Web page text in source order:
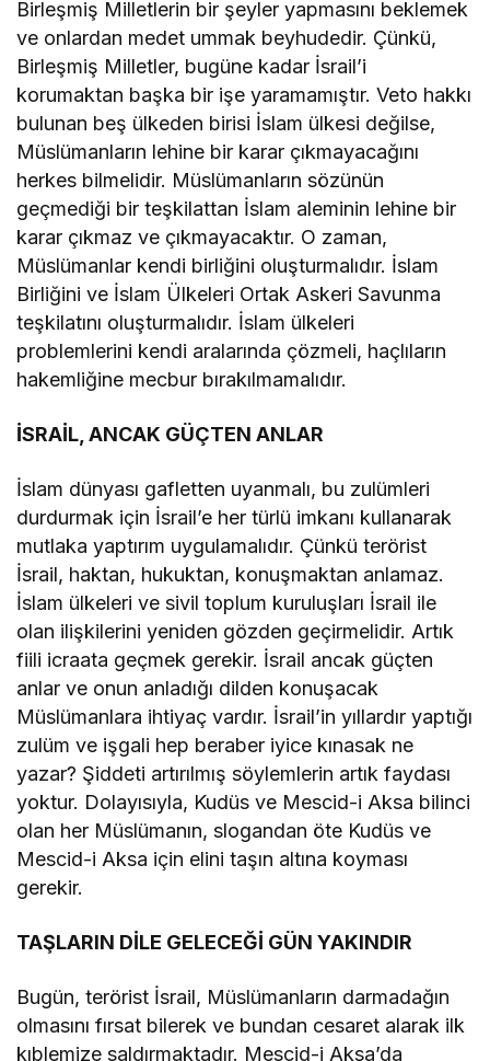
Birleşmiş Milletlerin bir şeyler yapmasını beklemek
ve onlardan medet ummak beyhudedir. Çünkü,
Birleşmiş Milletler, bugüne kadar İsrail’i
korumaktan başka bir işe yaramamıştır. Veto hakkı
bulunan beş ülkeden birisi İslam ülkesi değilse,
Müslümanların lehine bir karar çıkmayacağını
herkes bilmelidir. Müslümanların sözünün
geçmediği bir teşkilattan İslam aleminin lehine bir
karar çıkmaz ve çıkmayacaktır. O zaman,
Müslümanlar kendi birliğini oluşturmalıdır. İslam
Birliğini ve İslam Ülkeleri Ortak Askeri Savunma
teşkilatını oluşturmalıdır. İslam ülkeleri
problemlerini kendi aralarında çözmeli, haçlıların
hakemliğine mecbur bırakılmamalıdır.
İSRAİL, ANCAK GÜÇTEN ANLAR
İslam dünyası gafletten uyanmalı, bu zulümleri
durdurmak için İsrail’e her türlü imkanı kullanarak
mutlaka yaptırım uygulamalıdır. Çünkü terörist
İsrail, haktan, hukuktan, konuşmaktan anlamaz.
İslam ülkeleri ve sivil toplum kuruluşları İsrail ile
olan ilişkilerini yeniden gözden geçirmelidir. Artık
fiili icraata geçmek gerekir. İsrail ancak güçten
anlar ve onun anladığı dilden konuşacak
Müslümanlara ihtiyaç vardır. İsrail’in yıllardır yaptığı
zulüm ve işgali hep beraber iyice kınasak ne
yazar? Şiddeti artırılmış söylemlerin artık faydası
yoktur. Dolayısıyla, Kudüs ve Mescid-i Aksa bilinci
olan her Müslümanın, slogandan öte Kudüs ve
Mescid-i Aksa için elini taşın altına koyması
gerekir.
TAŞLARIN DİLE GELECEĞİ GÜN YAKINDIR
Bugün, terörist İsrail, Müslümanların darmadağın
olmasını fırsat bilerek ve bundan cesaret alarak ilk
kıblemize saldırmaktadır. Mescid-i Aksa’da